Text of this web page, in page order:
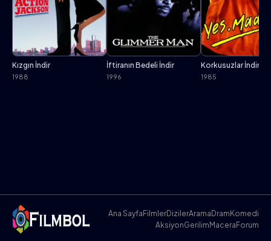
Kızgın İndir
1988
İftiranın Bedeli İndir
1996
Korkusuzlar İndir
1985
Ana Sayfa FilmlerDizilerArama Dram Komedi
AksiyonGerilim Macera Forum